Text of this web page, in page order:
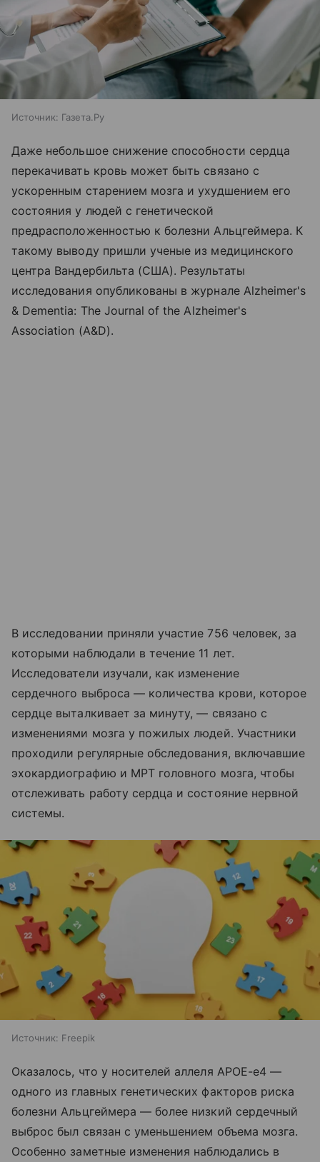
Источник: Газета.Ру
Даже небольшое снижение способности сердца
перекачивать кровь может быть связано с
ускоренным старением мозга и ухудшением его
состояния у людей с генетической
предрасположенностью к болезни Альцгеймера. К
такому выводу пришли ученые из медицинского
центра Вандербильта (США). Результаты
исследования опубликованы в журнале Alzheimer's
& Dementia: The Journal of the Alzheimer's
Association (A&D).
В исследовании приняли участие 756 человек, за
которыми наблюдали в течение 11 лет.
Исследователи изучали, как изменение
сердечного выброса — количества крови, которое
сердце выталкивает за минуту, — связано с
изменениями мозга у пожилых людей. Участники
проходили регулярные обследования, включавшие
эхокардиографию и МРТ головного мозга, чтобы
отслеживать работу сердца и состояние нервной
системы.
Источник: Freepik
Оказалось, что у носителей аллеля APOE-e4 —
одного из главных генетических факторов риска
болезни Альцгеймера — более низкий сердечный
выброс был связан с уменьшением объема мозга.
Особенно заметные изменения наблюдались в